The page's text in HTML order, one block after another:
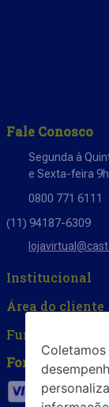
Fale Conosco
Segunda à
e Sexta-feira
0800 771 6111
(11) 94187-6309
Institucional
Área do cliente
Funcionamento
Formas de